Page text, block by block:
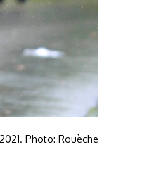
Photo: Rouèche